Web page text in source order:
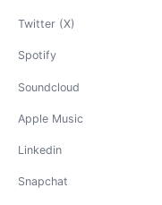
Twitter (X)
Spotify
Soundcloud
Apple Music
Linkedin
Snapchat